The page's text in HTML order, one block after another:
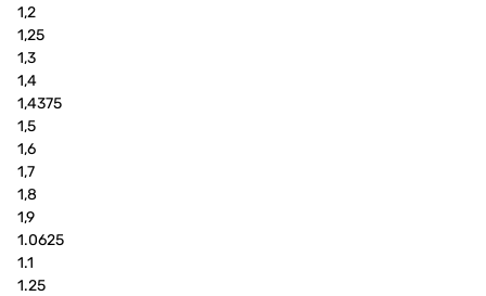
1,2
1,25
1,3
1,4
1,4375
1,5
1,6
1,7
1,8
1,9
1.0625
1.1
1.25